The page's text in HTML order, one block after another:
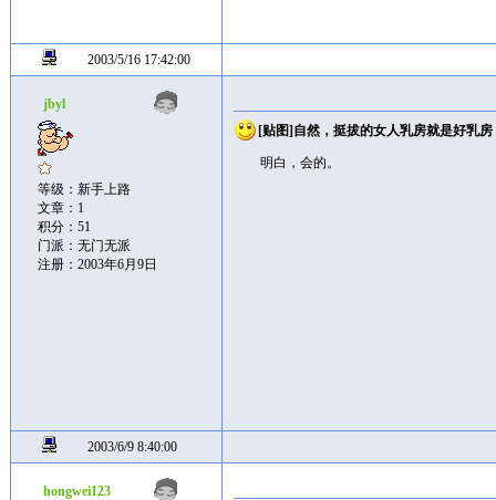
2003/5/16 17:42:00
jbyl
等级：新手上路
文章：1
积分：51
门派：无门无派
注册：2003年6月9日
[贴图]自然，挺拔的女人乳房就是好乳房
明白，会的。
2003/6/9 8:40:00
hongwei123